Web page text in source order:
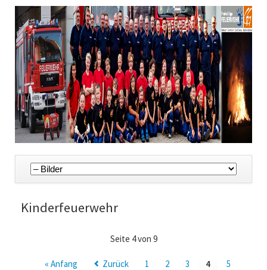
Navigation
überspringen
Kinderfeuerwehr
Seite 4 von 9
« Anfang Zurück 1 2 3 4
5